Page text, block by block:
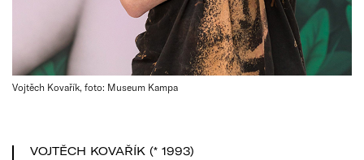
Vojtěch Kovařík, foto: Museum Kampa
VOJTĚCH KOVAŘÍK (* 1993)